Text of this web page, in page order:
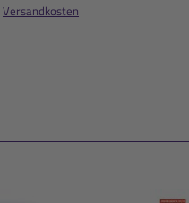
Versandkosten